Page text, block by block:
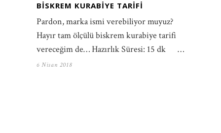
BISKREM KURABIYE TARIFI
Pardon, marka ismi verebiliyor muyuz?
Hayır tam ölçülü biskrem kurabiye tarifi
vereceğim de… Hazırlık Süresi: 15 dk …
6 Nisan 2018